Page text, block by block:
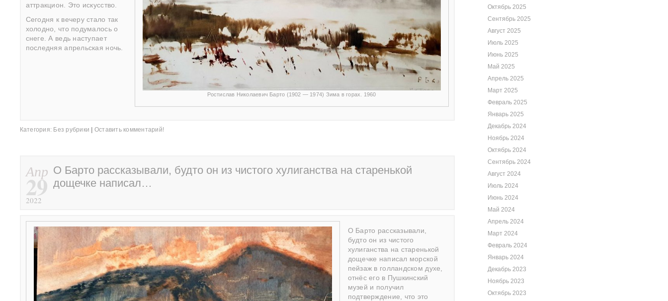
Ростислав Николаевич Барто (1902 — 1974) Зима в горах. 1960
аттракцион. Это искусство.
Сегодня к вечеру стало так
холодно, что подумалось о
снеге. А ведь наступает
последняя апрельская ночь.
Категория: Без рубрики Оставить комментарий!
Апр
29
2022
О Барто рассказывали, будто он из чистого хулиганства на старенькой
дощечке написал…
О Барто рассказывали,
будто он из чистого
хулиганства на старенькой
дощечке написал морской
пейзаж в голландском духе,
отнёс его в Пушкинский
музей и получил
подтверждение, что это
Октябрь 2025
Сентябрь 2025
Август 2025
Июль 2025
Июнь 2025
Май 2025
Апрель 2025
Март 2025
Февраль 2025
Январь 2025
Декабрь 2024
Ноябрь 2024
Октябрь 2024
Сентябрь 2024
Август 2024
Июль 2024
Июнь 2024
Май 2024
Апрель 2024
Март 2024
Февраль 2024
Январь 2024
Декабрь 2023
Ноябрь 2023
Октябрь 2023